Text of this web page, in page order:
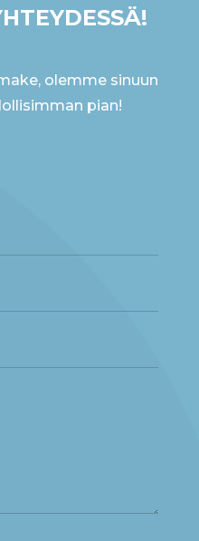
olemme sinuun
pian!